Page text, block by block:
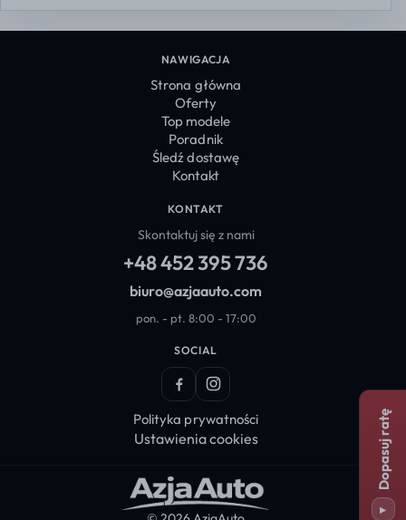
Dopasuj ratę
▸
NAWIGACJA
Strona główna
Oferty
Top modele
Poradnik
Śledź dostawę
Kontakt
KONTAKT
Skontaktuj się z nami
+48 452 395 736
biuro@azjaauto.com
pon. - pt. 8:00 - 17:00
SOCIAL
FacebookInstagram
Polityka prywatności
Ustawienia cookies